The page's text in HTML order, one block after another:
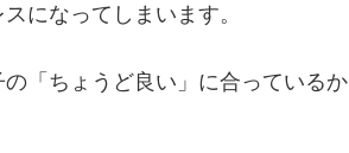
になってしまいます。
「ちょうど良い」に合っているか